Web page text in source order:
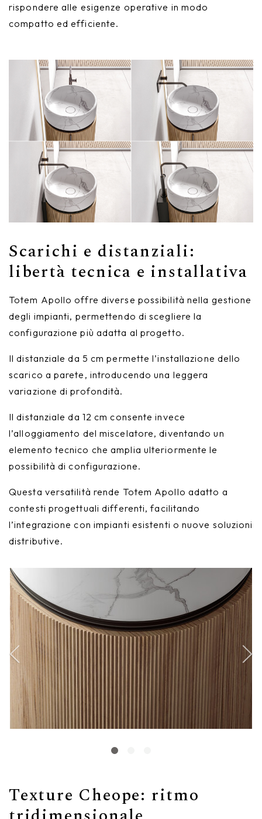
rispondere alle esigenze operative in modo
compatto ed efficiente.
Scarichi e distanziali:
libertà tecnica e installativa
Totem Apollo offre diverse possibilità nella gestione
degli impianti, permettendo di scegliere la
configurazione più adatta al progetto.
Il distanziale da 5 cm permette l’installazione dello
scarico a parete, introducendo una leggera
variazione di profondità.
Il distanziale da 12 cm consente invece
l’alloggiamento del miscelatore, diventando un
elemento tecnico che amplia ulteriormente le
possibilità di configurazione.
Questa versatilità rende Totem Apollo adatto a
contesti progettuali differenti, facilitando
l’integrazione con impianti esistenti o nuove soluzioni
distributive.
Texture Cheope: ritmo